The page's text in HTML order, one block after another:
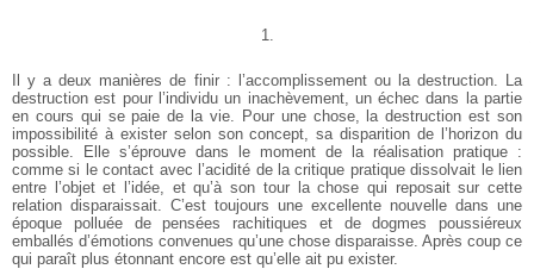
1.
Il y a deux manières de finir : l’accomplissement ou la destruction. La
destruction est pour l’individu un inachèvement, un échec dans la partie
en cours qui se paie de la vie. Pour une chose, la destruction est son
impossibilité à exister selon son concept, sa disparition de l’horizon du
possible. Elle s’éprouve dans le moment de la réalisation pratique :
comme si le contact avec l’acidité de la critique pratique dissolvait le lien
entre l’objet et l’idée, et qu’à son tour la chose qui reposait sur cette
relation disparaissait. C’est toujours une excellente nouvelle dans une
époque polluée de pensées rachitiques et de dogmes poussiéreux
emballés d’émotions convenues qu’une chose disparaisse. Après coup ce
qui paraît plus étonnant encore est qu’elle ait pu exister.